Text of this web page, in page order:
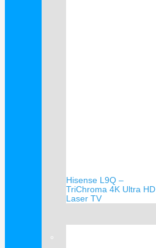
Hisense L9Q –
TriChroma 4K Ultra HD
Laser TV